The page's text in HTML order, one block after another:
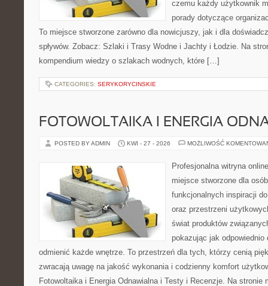
czemu każdy użytkownik
porady dotyczące
To miejsce stworzone zarówno dla nowicjuszy, jak i dla
spływów. Zobacz: Szlaki i Trasy Wodne i Jachty i Łodzie. Na
kompendium wiedzy o szlakach wodnych, które […]
CATEGORIES: SERYKORYCINSKIE
FOTOWOLTAIKA I ENERGIA
POSTED BY ADMIN KWI - 27 - 2026 MOŻLIWOŚĆ
Profesjonalna witryna
miejsce stworzone dla
funkcjonalnych inspiracji
oraz przestrzeni
świat produktów
pokazując jak odpowiednio
odmienić każde wnętrze. To przestrzeń dla tych, którzy cenią
zwracają uwagę na jakość wykonania i codzienny komfort
Fotowoltaika i Energia Odnawialna i Testy i Recenzje. Na